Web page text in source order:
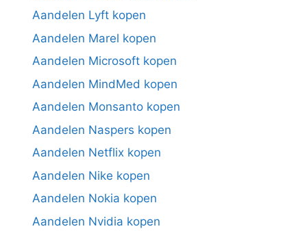
Aandelen Lyft kopen
Aandelen Marel kopen
Aandelen Microsoft kopen
Aandelen MindMed kopen
Aandelen Monsanto kopen
Aandelen Naspers kopen
Aandelen Netflix kopen
Aandelen Nike kopen
Aandelen Nokia kopen
Aandelen Nvidia kopen